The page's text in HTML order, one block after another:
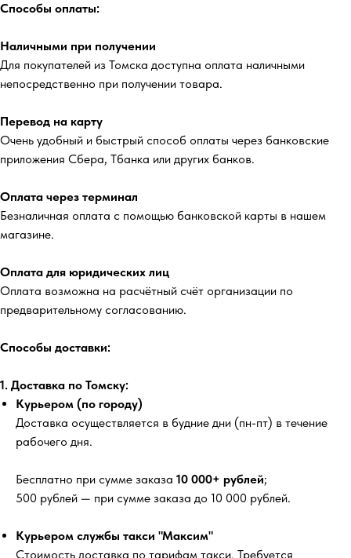
Способы оплаты:
Наличными при получении
Для покупателей из Томска доступна оплата наличными
непосредственно при получении товара.
Перевод на карту
Очень удобный и быстрый способ оплаты через банковские
приложения Сбера, Тбанка или других банков.
Оплата через терминал
Безналичная оплата с помощью банковской карты в нашем
магазине.
Оплата для юридических лиц
Оплата возможна на расчётный счёт организации по
предварительному согласованию.
Способы доставки:
1. Доставка по Томску:
Курьером (по городу)
Доставка осуществляется в будние дни (пн-пт) в течение
рабочего дня.
Бесплатно при сумме заказа 10 000+ рублей;
500 рублей — при сумме заказа до 10 000 рублей.
Курьером службы такси "Максим"
Стоимость доставка по тарифам такси. Требуется